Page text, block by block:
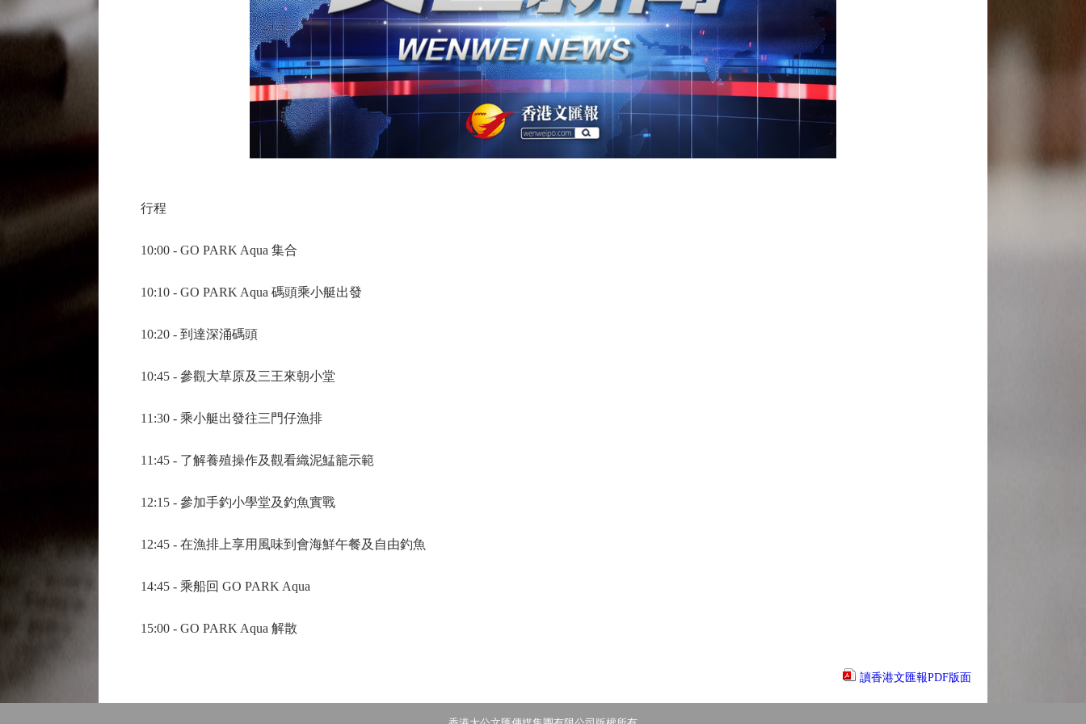
行程
10:00 - GO PARK Aqua 集合
10:10 - GO PARK Aqua 碼頭乘小艇出發
10:20 - 到達深涌碼頭
10:45 - 參觀大草原及三王來朝小堂
11:30 - 乘小艇出發往三門仔漁排
11:45 - 了解養殖操作及觀看織泥鯭籠示範
12:15 - 參加手釣小學堂及釣魚實戰
12:45 - 在漁排上享用風味到會海鮮午餐及自由釣魚
14:45 - 乘船回 GO PARK Aqua
15:00 - GO PARK Aqua 解散
讀香港文匯報PDF版面